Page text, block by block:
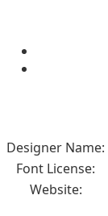
Designer Name:
Font License:
Website: